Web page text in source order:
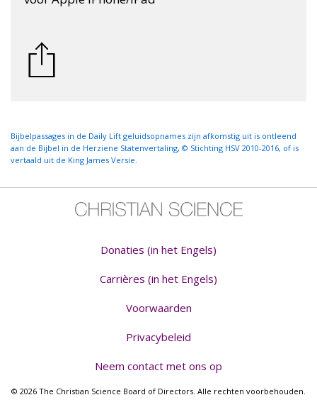
Bijbelpassages in de Daily Lift geluidsopnames zijn afkomstig uit is ontleend
aan de Bijbel in de Herziene Statenvertaling, © Stichting HSV 2010-2016, of is
vertaald uit de King James Versie.
Donaties (in het Engels)
Carrières (in het Engels)
Voorwaarden
Privacybeleid
Neem contact met ons op
© 2026 The Christian Science Board of Directors. Alle rechten voorbehouden.